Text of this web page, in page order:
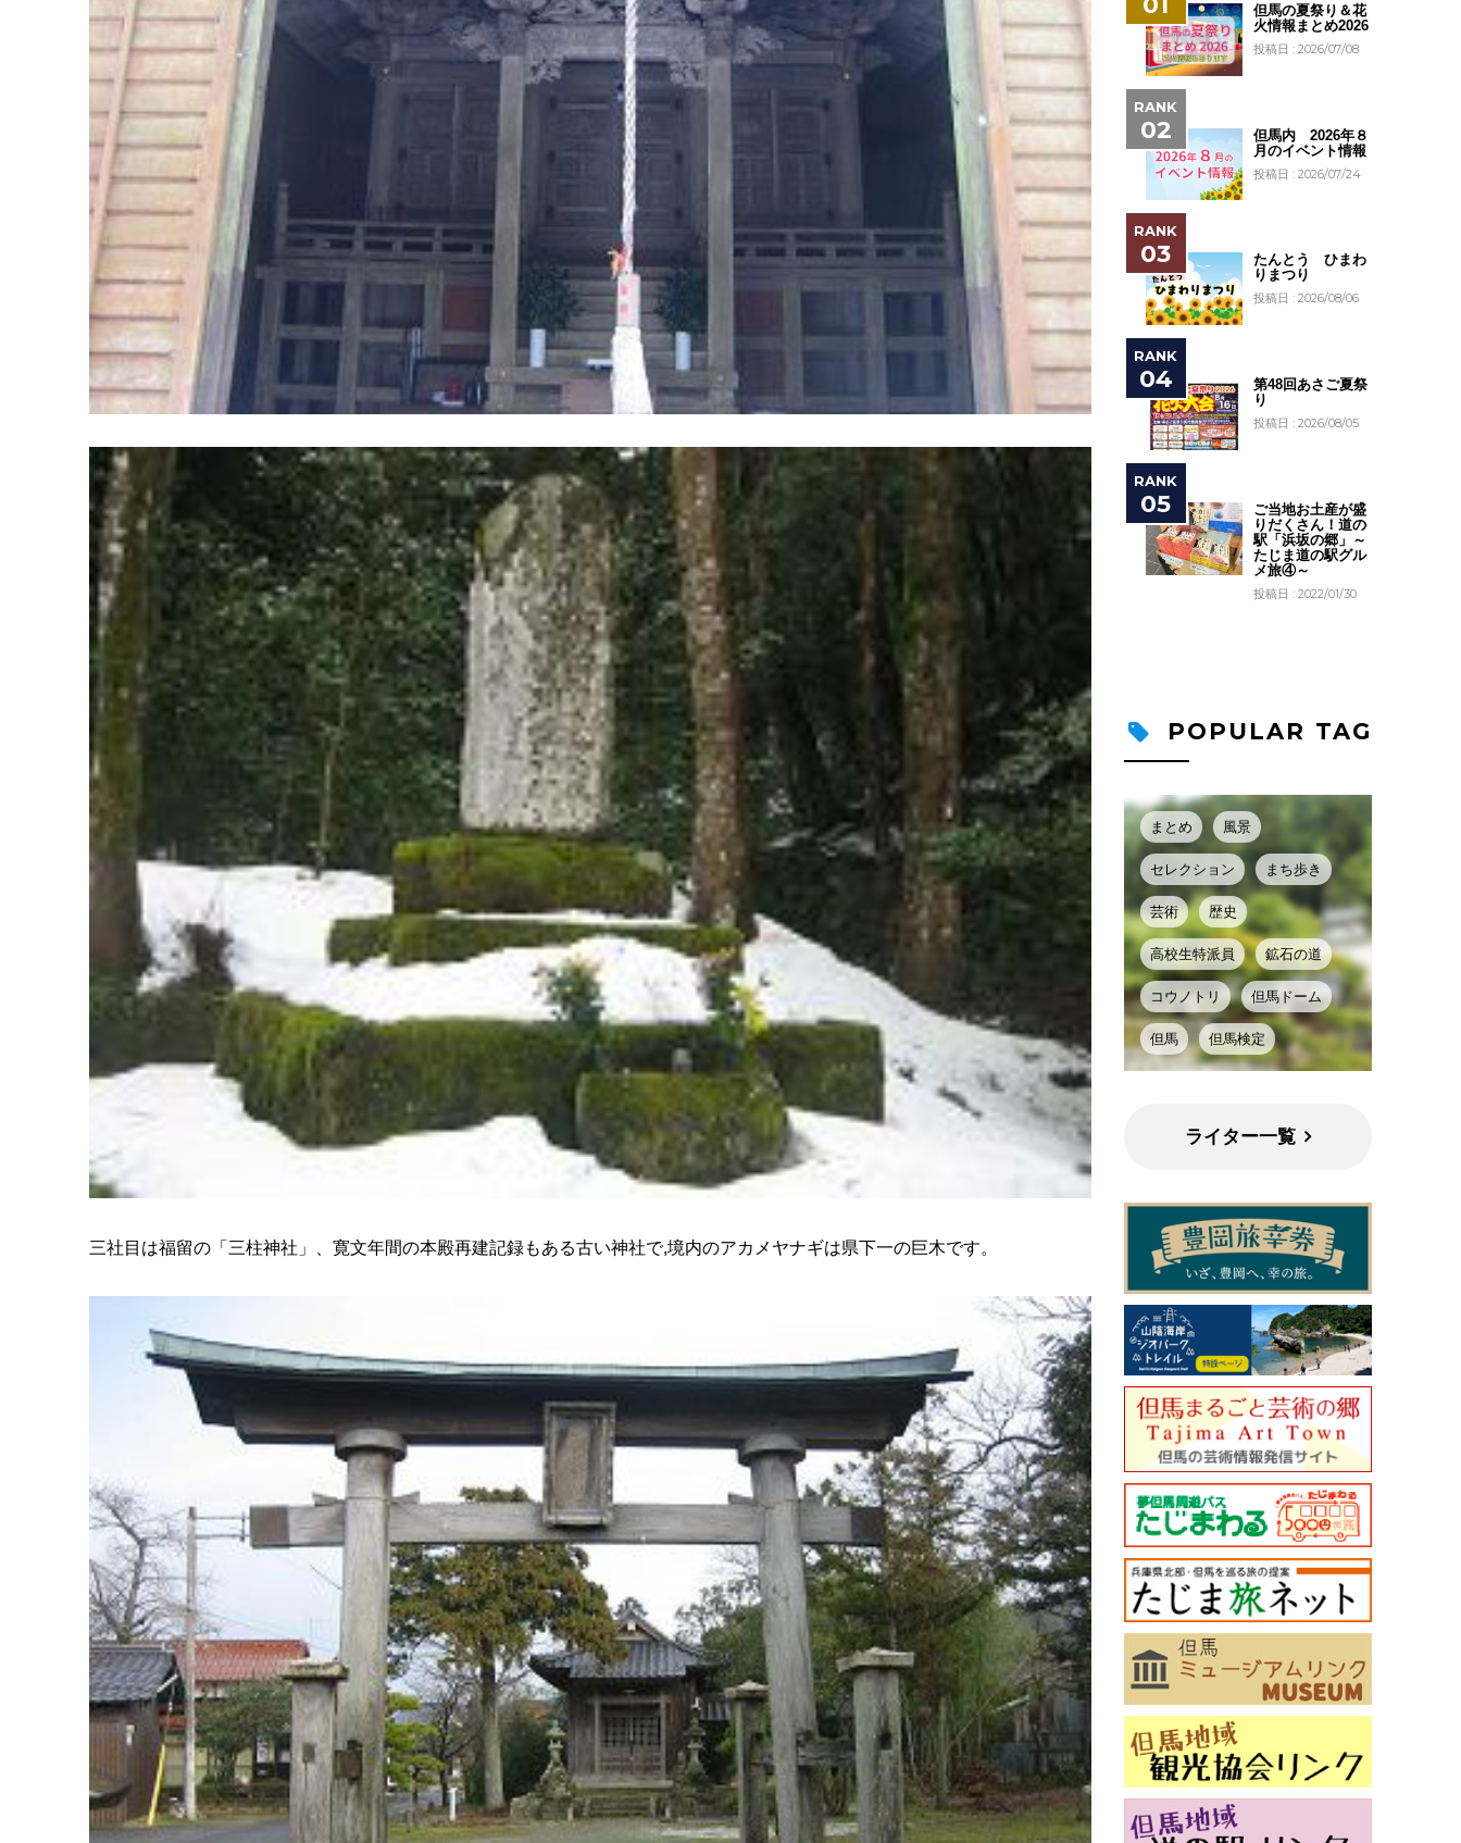
三社目は福留の「三柱神社」、寛文年間の本殿再建記録もある古い神社で,境内のアカメヤナギは県下一の巨木です。
但馬の夏祭り＆花
火情報まとめ2026
投稿日 : 2026/07/08
但馬内 2026年８
月のイベント情報
投稿日 : 2026/07/24
たんとう ひまわ
りまつり
投稿日 : 2026/08/06
第48回あさご夏祭
り
投稿日 : 2026/08/05
ご当地お土産が盛
りだくさん！道の
駅「浜坂の郷」～
たじま道の駅グル
メ旅④～
投稿日 : 2022/01/30
POPULAR TAG
まとめ 風景
セレクション まち歩き
芸術 歴史
高校生特派員 鉱石の道
コウノトリ 但馬ドーム
但馬 但馬検定
ライター一覧